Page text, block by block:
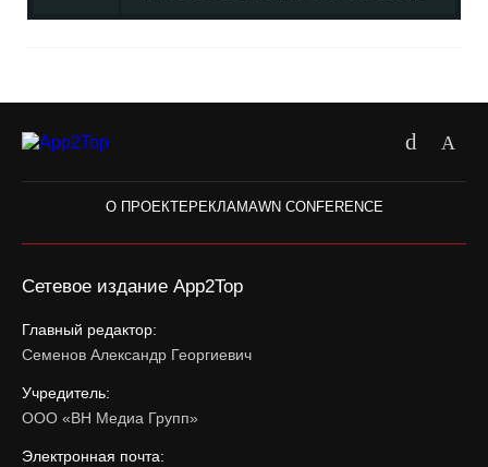
О ПРОЕКТЕРЕКЛАМАWN CONFERENCE
Сетевое издание App2Top
Главный редактор:
Семенов Александр Георгиевич
Учредитель:
ООО «ВН Медиа Групп»
Электронная почта: